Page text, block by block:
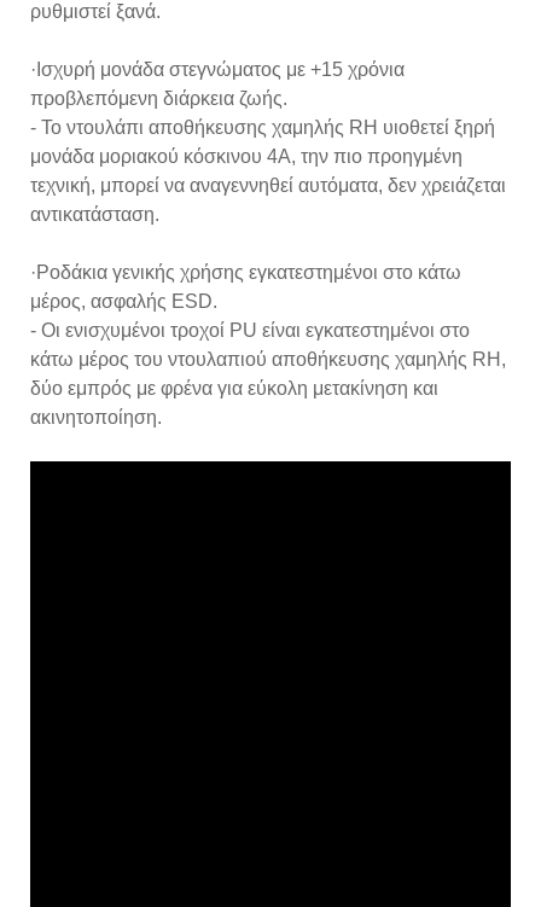
ρυθμιστεί ξανά.
·Ισχυρή μονάδα στεγνώματος με +15 χρόνια
προβλεπόμενη διάρκεια ζωής.
- Το ντουλάπι αποθήκευσης χαμηλής RH υιοθετεί ξηρή
μονάδα μοριακού κόσκινου 4Α, την πιο προηγμένη
τεχνική, μπορεί να αναγεννηθεί αυτόματα, δεν χρειάζεται
αντικατάσταση.
·Ροδάκια γενικής χρήσης εγκατεστημένοι στο κάτω
μέρος, ασφαλής ESD.
- Οι ενισχυμένοι τροχοί PU είναι εγκατεστημένοι στο
κάτω μέρος του ντουλαπιού αποθήκευσης χαμηλής RH,
δύο εμπρός με φρένα για εύκολη μετακίνηση και
ακινητοποίηση.